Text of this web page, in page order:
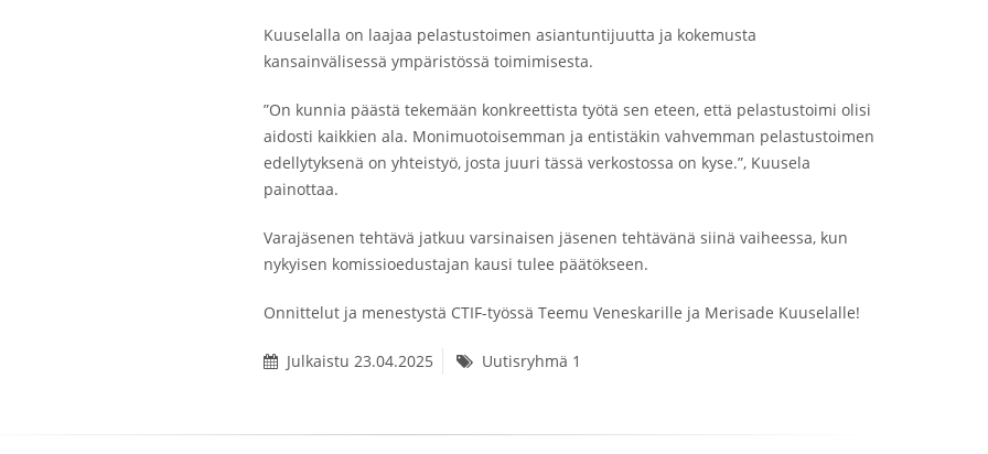
Kuuselalla on laajaa pelastustoimen asiantuntijuutta ja kokemusta
kansainvälisessä ympäristössä toimimisesta.
”On kunnia päästä tekemään konkreettista työtä sen eteen, että pelastustoimi olisi
aidosti kaikkien ala. Monimuotoisemman ja entistäkin vahvemman pelastustoimen
edellytyksenä on yhteistyö, josta juuri tässä verkostossa on kyse.”, Kuusela
painottaa.
Varajäsenen tehtävä jatkuu varsinaisen jäsenen tehtävänä siinä vaiheessa, kun
nykyisen komissioedustajan kausi tulee päätökseen.
Onnittelut ja menestystä CTIF-työssä Teemu Veneskarille ja Merisade Kuuselalle!
Julkaistu 23.04.2025 Uutisryhmä 1